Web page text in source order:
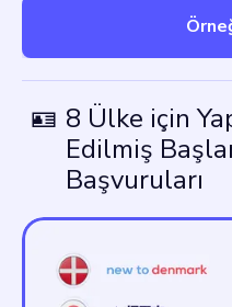
🪪 8 Ülke için
Edilmiş
Başvuruları